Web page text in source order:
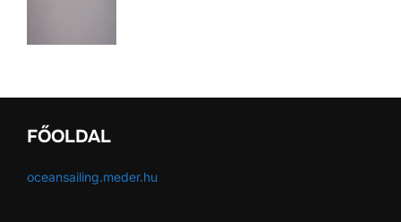
FŐOLDAL
oceansailing.meder.hu